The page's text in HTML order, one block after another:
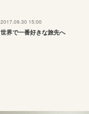
2017.09.30 15:00
世界で一番好きな旅先へ